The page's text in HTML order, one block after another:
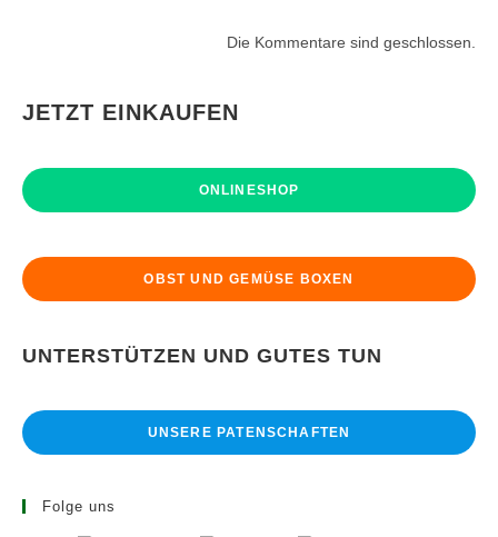
Die Kommentare sind geschlossen.
JETZT EINKAUFEN
ONLINESHOP
OBST UND GEMÜSE BOXEN
UNTERSTÜTZEN UND GUTES TUN
UNSERE PATENSCHAFTEN
Folge uns